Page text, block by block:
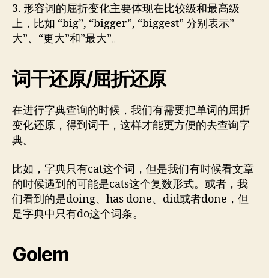
3. 形容词的屈折变化主要体现在比较级和最高级
上，比如 “big”, “bigger”, “biggest” 分别表示”
大”、“更大”和”最大”。
词干还原/屈折还原
在进行字典查询的时候，我们有需要把单词的屈折
变化还原，得到词干，这样才能更方便的去查询字
典。
比如，字典只有cat这个词，但是我们有时候看文章
的时候遇到的可能是cats这个复数形式。或者，我
们看到的是doing、has done、did或者done，但
是字典中只有do这个词条。
Golem